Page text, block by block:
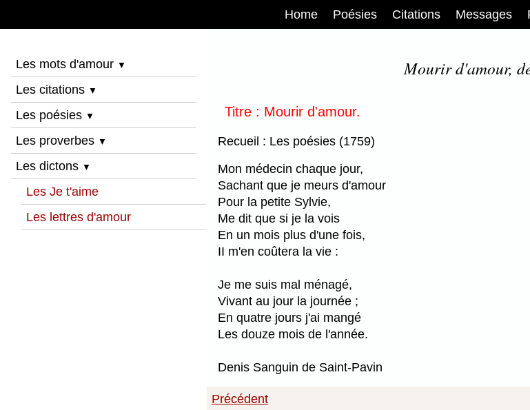
Home Poésies Citations Messages
Les mots d'amour ▼
Les citations ▼
Les poésies ▼
Les proverbes ▼
Les dictons ▼
Les Je t'aime
Les lettres d'amour
Mourir d'amour,
Titre : Mourir d'amour.
Recueil : Les poésies (1759)
Mon médecin chaque jour,
Sachant que je meurs d'amour
Pour la petite Sylvie,
Me dit que si je la vois
En un mois plus d'une fois,
II m'en coûtera la vie :
Je me suis mal ménagé,
Vivant au jour la journée ;
En quatre jours j'ai mangé
Les douze mois de l'année.
Denis Sanguin de Saint-Pavin
Précédent